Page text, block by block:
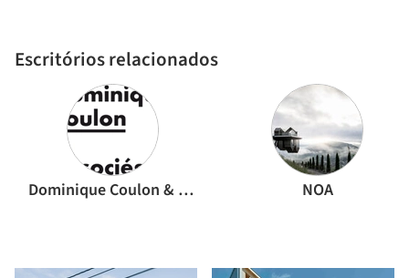
Escritórios relacionados
Dominique Coulon & associés NOA